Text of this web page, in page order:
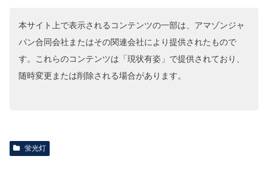
本サイト上で表示されるコンテンツの一部は、アマゾンジャ
パン合同会社またはその関連会社により提供されたもので
す。これらのコンテンツは「現状有姿」で提供されており、
随時変更または削除される場合があります。
蛍光灯